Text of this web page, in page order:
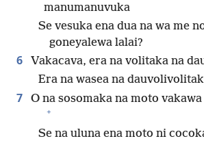
manumanuvuka
Se vesuka ena dua na wa me
goneyalewa lalai?
6
Vakacava, era na volitaka na
Era na wasea na
7 O na sosomaka na moto
+
Se na uluna ena moto ni